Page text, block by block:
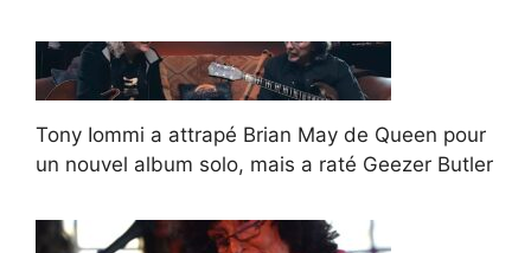
Tony Iommi a attrapé Brian May de Queen pour
un nouvel album solo, mais a raté Geezer Butler